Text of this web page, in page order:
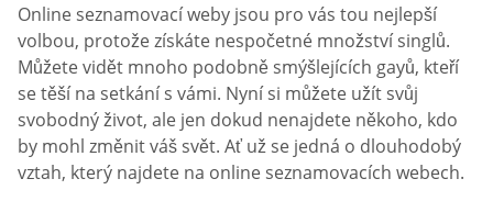
Online seznamovací weby jsou pro vás tou nejlepší
volbou, protože získáte nespočetné množství singlů.
Můžete vidět mnoho podobně smýšlejících gayů, kteří
se těší na setkání s vámi. Nyní si můžete užít svůj
svobodný život, ale jen dokud nenajdete někoho, kdo
by mohl změnit váš svět. Ať už se jedná o dlouhodobý
vztah, který najdete na online seznamovacích webech.